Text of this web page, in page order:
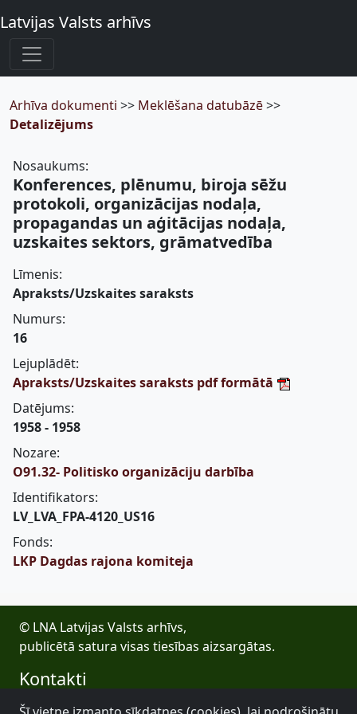
Latvijas Valsts arhīvs
Arhīva dokumenti >> Meklēšana datubāzē>>
Detalizējums
Nosaukums:
Konferences, plēnumu, biroja sēžu
protokoli, organizācijas nodaļa,
propagandas un aģitācijas nodaļa,
uzskaites sektors, grāmatvedība
Līmenis:
Apraksts/Uzskaites saraksts
Numurs:
16
Lejuplādēt:
Apraksts/Uzskaites saraksts pdf formātā
Datējums:
1958 - 1958
Nozare:
O91.32- Politisko organizāciju darbība
Identifikators:
LV_LVA_FPA-4120_US16
Fonds:
LKP Dagdas rajona komiteja
© LNA Latvijas Valsts arhīvs,
publicētā satura visas tiesības aizsargātas.
Kontakti
E-pasts: lva@arhivi.gov.lv